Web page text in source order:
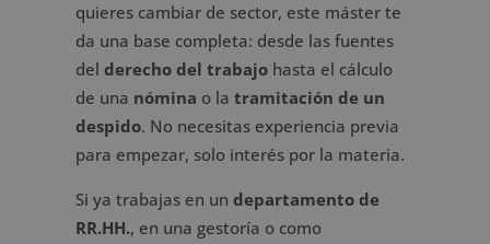
quieres cambiar de sector, este máster te
da una base completa: desde las fuentes
del derecho del trabajohasta el cálculo
de una nómina o la tramitación de un
despido. No necesitas experiencia previa
para empezar, solo interés por la materia.
Si ya trabajas en un departamento de
RR.HH., en una gestoría o como